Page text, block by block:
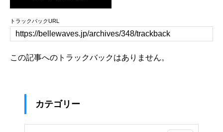
トラックバックURL
この記事へのトラックバックはありません。
カテゴリー